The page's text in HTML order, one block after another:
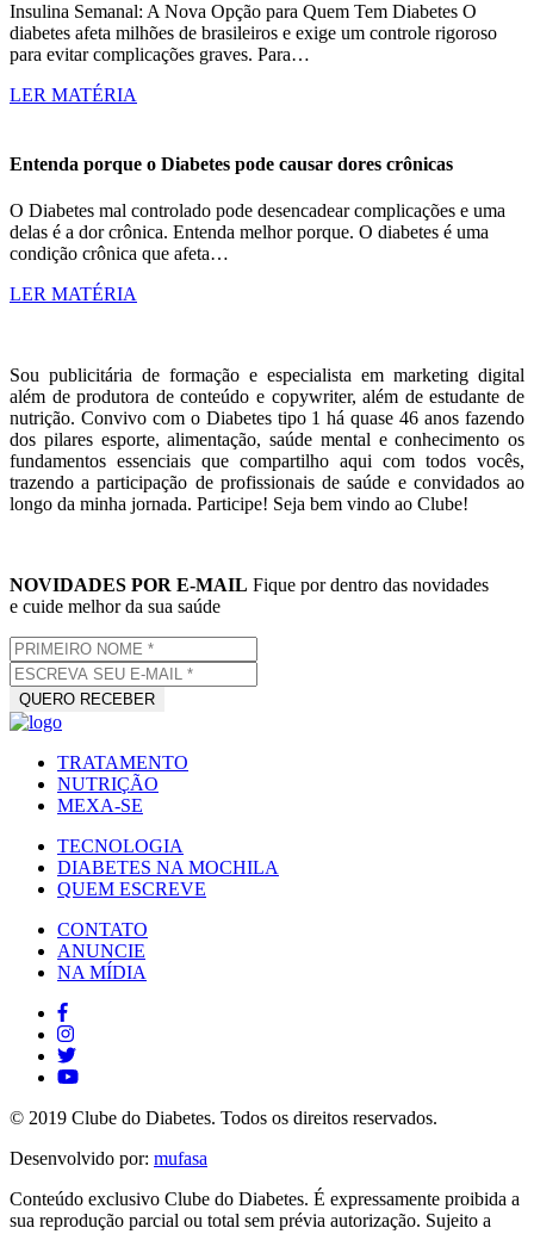
Insulina Semanal: A Nova Opção para Quem Tem Diabetes O
diabetes afeta milhões de brasileiros e exige um controle rigoroso
para evitar complicações graves. Para…
LER MATÉRIA
Entenda porque o Diabetes pode causar dores crônicas
O Diabetes mal controlado pode desencadear complicações e uma
delas é a dor crônica. Entenda melhor porque. O diabetes é uma
condição crônica que afeta…
LER MATÉRIA
Sou publicitária de formação e especialista em marketing digital
além de produtora de conteúdo e copywriter, além de estudante de
nutrição. Convivo com o Diabetes tipo 1 há quase 46 anos fazendo
dos pilares esporte, alimentação, saúde mental e conhecimento os
fundamentos essenciais que compartilho aqui com todos vocês,
trazendo a participação de profissionais de saúde e convidados ao
longo da minha jornada. Participe! Seja bem vindo ao Clube!
NOVIDADES POR E-MAIL Fique por dentro das novidades
e cuide melhor da sua saúde
TRATAMENTO
NUTRIÇÃO
MEXA-SE
TECNOLOGIA
DIABETES NA MOCHILA
QUEM ESCREVE
CONTATO
ANUNCIE
NA MÍDIA
© 2019 Clube do Diabetes. Todos os direitos reservados.
Desenvolvido por: mufasa
Conteúdo exclusivo Clube do Diabetes. É expressamente proibida a
sua reprodução parcial ou total sem prévia autorização. Sujeito a